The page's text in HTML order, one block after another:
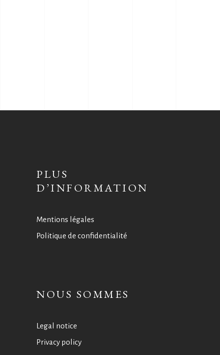
PLUS
D’INFORMATION
Mentions légales
Politique de confidentialité
NOUS SOMMES
Legal notice
Privacy policy